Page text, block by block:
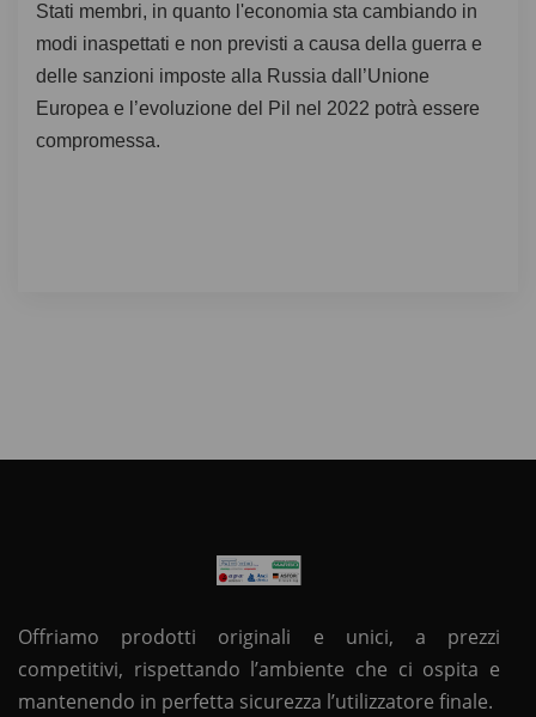
Stati membri, in quanto l'economia sta cambiando in
modi inaspettati e non previsti a causa della guerra e
delle sanzioni imposte alla Russia dall’Unione
Europea e l’evoluzione del Pil nel 2022 potrà essere
compromessa.
Offriamo prodotti originali e unici, a prezzi
competitivi, rispettando l’ambiente che ci ospita e
mantenendo in perfetta sicurezza l’utilizzatore finale.